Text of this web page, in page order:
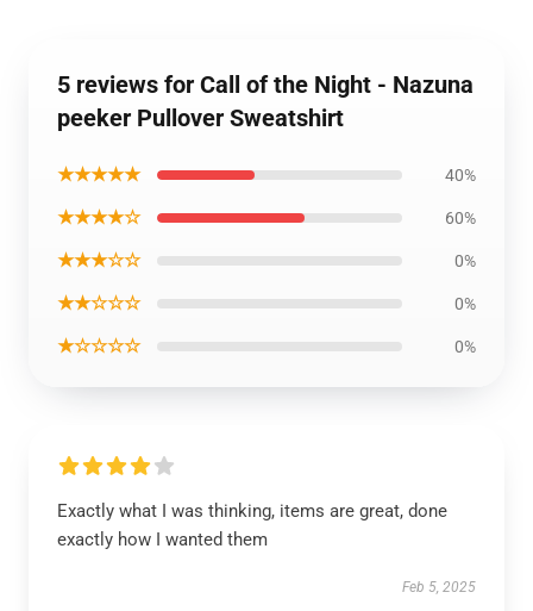
5 reviews for Call of the Night - Nazuna
peeker Pullover Sweatshirt
★★★★★ 40%
★★★★☆ 60%
★★★☆☆ 0%
★★☆☆☆ 0%
★☆☆☆☆ 0%
Exactly what I was thinking, items are great, done
exactly how I wanted them
Feb 5, 2025